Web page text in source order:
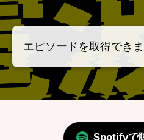
エピソードを取得できま
Spotifyで